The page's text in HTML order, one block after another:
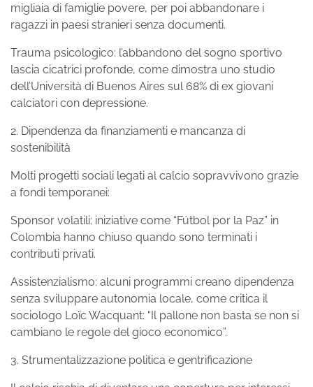
migliaia di famiglie povere, per poi abbandonare i
ragazzi in paesi stranieri senza documenti.
Trauma psicologico: l’abbandono del sogno sportivo
lascia cicatrici profonde, come dimostra uno studio
dell’Università di Buenos Aires sul 68% di ex giovani
calciatori con depressione.
2. Dipendenza da finanziamenti e mancanza di
sostenibilità
Molti progetti sociali legati al calcio sopravvivono grazie
a fondi temporanei:
Sponsor volatili: iniziative come “Fútbol por la Paz” in
Colombia hanno chiuso quando sono terminati i
contributi privati.
Assistenzialismo: alcuni programmi creano dipendenza
senza sviluppare autonomia locale, come critica il
sociologo Loïc Wacquant: “Il pallone non basta se non si
cambiano le regole del gioco economico”.
3. Strumentalizzazione politica e gentrificazione